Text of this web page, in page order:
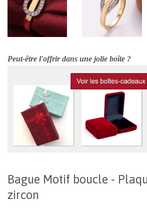
Peut-être l'offrir dans une jolie boîte ?
Bague Motif boucle -
zircon